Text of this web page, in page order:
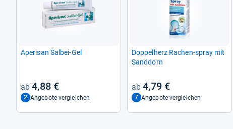
Ape­ri­san Sal­bei-​Gel
4,88 €
2 Angebote vergleichen
Dop­pel­herz Rachen-​spray mit
Sand­dorn
4,79 €
7 Angebote vergleichen